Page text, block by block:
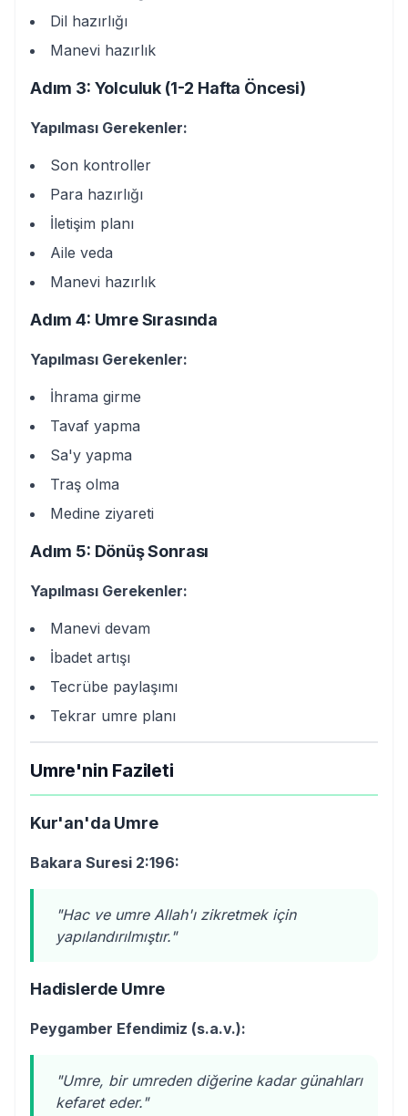
Dil hazırlığı
Manevi hazırlık
Adım 3: Yolculuk (1-2 Hafta Öncesi)
Yapılması Gerekenler:
Son kontroller
Para hazırlığı
İletişim planı
Aile veda
Manevi hazırlık
Adım 4: Umre Sırasında
Yapılması Gerekenler:
İhrama girme
Tavaf yapma
Sa'y yapma
Traş olma
Medine ziyareti
Adım 5: Dönüş Sonrası
Yapılması Gerekenler:
Manevi devam
İbadet artışı
Tecrübe paylaşımı
Tekrar umre planı
Umre'nin Fazileti
Kur'an'da Umre
Bakara Suresi 2:196:
"Hac ve umre Allah'ı zikretmek için
yapılandırılmıştır."
Hadislerde Umre
Peygamber Efendimiz (s.a.v.):
"Umre, bir umreden diğerine kadar günahları
kefaret eder."